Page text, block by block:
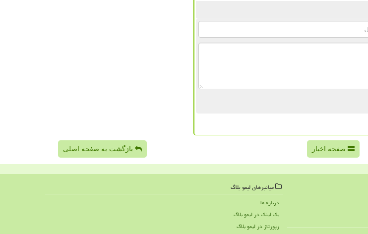
صفحه اخبار بازگشت به صفحه اصلی
میانبرهای لیمو بلاگ
درباره ما
بک لینک در لیمو بلاگ
رپورتاژ در لیمو بلاگ